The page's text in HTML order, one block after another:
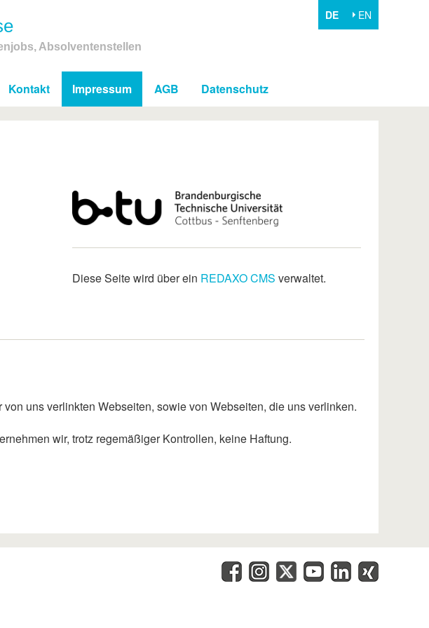
Absolventenstellen
DE EN
Kontakt Impressum AGB Datenschutz
Diese Seite wird über ein REDAXO CMS verwaltet.
uns verlinkten Webseiten, sowie von Webseiten, die uns verlinken.
wir, trotz regemäßiger Kontrollen, keine Haftung.